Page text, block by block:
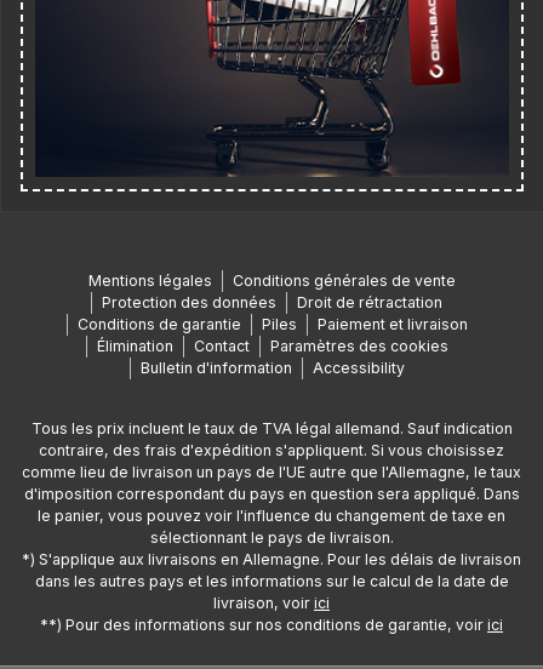
Mentions légales
Conditions générales de vente
Protection des données
Droit de rétractation
Conditions de garantie
Piles
Paiement et livraison
Élimination
Contact
Paramètres des cookies
Bulletin d'information
Accessibility
Tous les prix incluent le taux de TVA légal allemand. Sauf indication
contraire, des frais d'expédition s'appliquent. Si vous choisissez
comme lieu de livraison un pays de l'UE autre que l'Allemagne, le taux
d'imposition correspondant du pays en question sera appliqué. Dans
le panier, vous pouvez voir l'influence du changement de taxe en
sélectionnant le pays de livraison.
*) S'applique aux livraisons en Allemagne. Pour les délais de livraison
dans les autres pays et les informations sur le calcul de la date de
livraison, voir ici
**) Pour des informations sur nos conditions de garantie, voir ici